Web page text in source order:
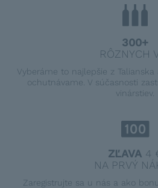
300+
RÔZNYCH
Vyberáme to najlepšie z
ochutnávame. V súčasnosti
vinárstiev.
ZĽAVA 4
NA PRVÝ
Zaregistrujte sa u nás a ako